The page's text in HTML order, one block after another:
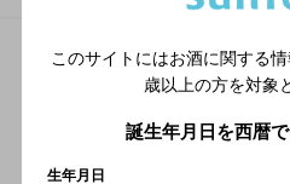
ブラン 2025 750ml 瓶
このサイトにはお酒に関する情
歳以上の方を対象
誕生年月日を西暦で
生年月日